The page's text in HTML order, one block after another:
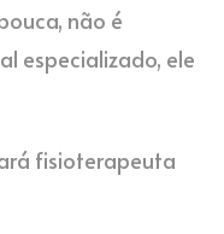
não é
especializado, ele
fisioterapeuta